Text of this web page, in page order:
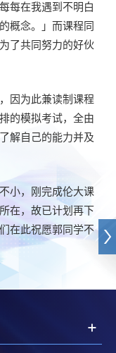
每在我遇到不明白
概念。」而课程同
了共同努力的好伙
因为此兼读制课程
的模拟考试，全由
解自己的能力并及
小，刚完成伦大课
在，故已计划再下
在此祝愿郭同学不